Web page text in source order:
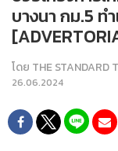
บางนา กม.5 ท
โดย THE STANDARD
26.06.2024